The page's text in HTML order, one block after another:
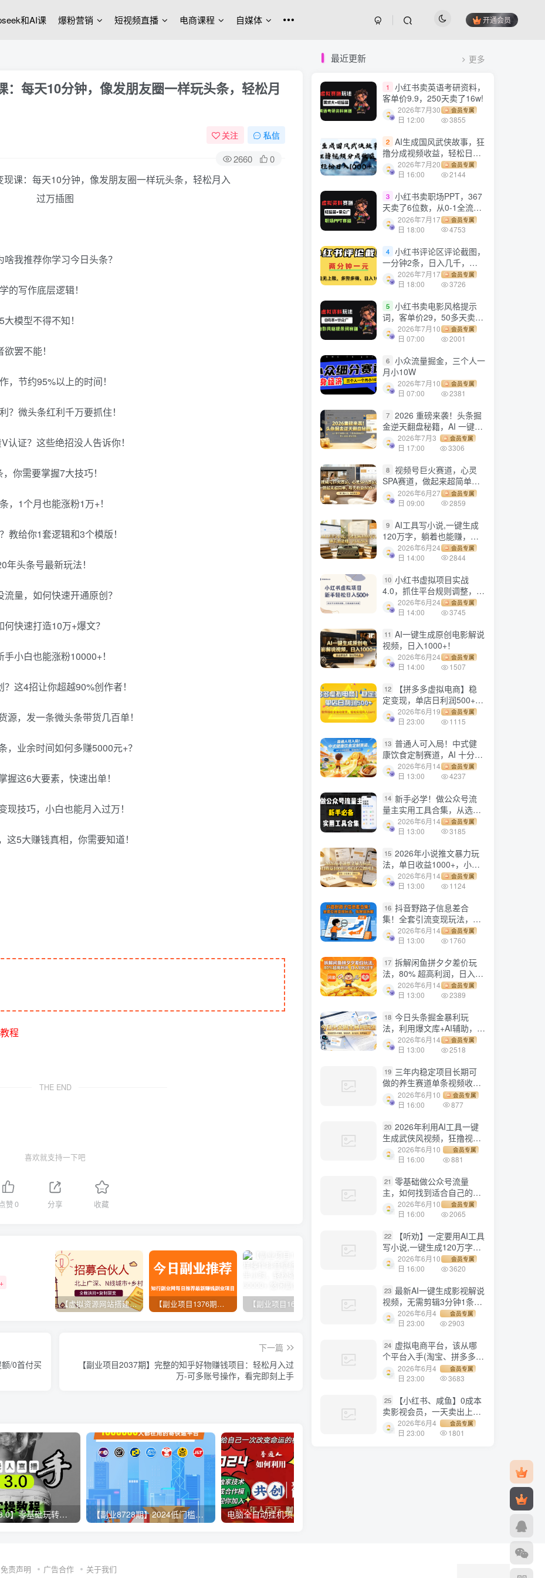
和AI课 爆粉营销 短视频直播 电商课程 自媒体 开通会员
：每天10分钟，像发朋友圈一样玩头条，轻松月
关注 私信
2660 0
我推荐你学习今日头条？
的写作底层逻辑！
模型不得不知！
罢不能！
，节约95%以上的时间！
？微头条红利千万要抓住！
证？这些绝招没人告诉你！
你需要掌握7大技巧！
，1个月也能涨粉1万+！
教给你1套逻辑和3个模版！
头条号最新玩法！
量，如何快速开通原创？
快速打造10万+爆文？
小白也能涨粉10000+！
这4招让你超越90%创作者！
，发一条微头条带货几百单！
业余时间如何多赚5000元+？
这6大要素，快速出单！
技巧，小白也能月入过万！
5大赚钱真相，你需要知道！
程
THE END
喜欢就支持一下吧
点赞0 分享 收藏
【虚拟资源网站搭建服务】加盟本站系统，做一个和本站一样的独立网站，躺赚的项目 【副业项目1376期】龟课最新闲鱼项目玩法实战教程_全新升级月收益几千到几万 【副业项目4441期】最新长久稳定暴利项目，运费险全新玩法，日赚1000（包含详细教程，全程指导）
/0首付买
下一篇
【副业项目2037期】完整的知乎好物赚钱项目：轻松月入过
万-可多账号操作，看完即刻上手
【无人直播3.0】零基础玩转男粉快手无人直播日产1000+，稳狠猛，2023男粉落地项目实操教程 【副业8728期】2024低门槛副业风口快递CPS，月收入过万的项目
最近更新 更多
1
小红书卖英语考研资料，
客单价9.9，250天卖了16w!
2026年7月30
日 12:00
会员专属
3855
2 AI生成国风武侠故事，狂
撸分成视频收益，轻松日入
1000+【可多平台分发】！
2026年7月20
日 16:00
会员专属
2144
3 小红书卖职场PPT，367
天卖了6位数，从0-1全流程
讲解2026年7月17
日 18:00
会员专属
4753
4 小红书评论区评论截图，
一分钟2条，日入几千，多
劳多得!2026年7月17
日 18:00
会员专属
3726
5 小红书卖电影风格提示
词，客单价29，50多天卖了
790单，小白直接抄作业！
2026年7月10
日 07:00
会员专属
2001
6 小众流量掘金，三个人一
月小10W
2026年7月10
日 07:00
会员专属
2381
7 2026 重磅来袭！头条掘
金逆天翻盘秘籍，AI 一键打
造爆款内容，只需简单复制
粘贴，日入 1000 + 轻松实
2026年7月3
日 17:00
会员专属
3306
8 视频号巨火赛道，心灵
SPA赛道，做起来超简单，
每天收益800+！
2026年6月27
日 09:00
会员专属
2859
9 AI工具写小说,一键生成
120万字，躺着也能赚，月
入2w+！
2026年6月24
日 14:00
会员专属
2844
10 小红书虚拟项目实战
4.0，抓住平台规则调整，单
店日入500+！
2026年6月24
日 14:00
会员专属
3745
11 AI一键生成原创电影解说
视频，日入1000+！
2026年6月24
日 14:00
会员专属
1507
12
【拼多多虚拟电商】稳
定变现，单店日利润500+，
软件挂机全自动发货，轻松
实现月入1w+！
2026年6月19
日 23:00
会员专属
1115
13 普通人可入局！中式健
康饮食定制赛道，AI 十分钟
做爆款，变现超给力
2026年6月14
日 13:00
会员专属
4237
14 新手必学！做公众号流
量主实用工具合集，从选题
到变现，一篇搞定（新手必
备）
2026年6月14
日 13:00
会员专属
3185
15 2026年小说推文暴力玩
法，单日收益1000+，小白
看完即可上手
2026年6月14
日 13:00
会员专属
1124
16 抖音野路子信息差合
集！全套引流变现玩法，保
姆级拆解
2026年6月14
日 13:00
会员专属
1760
17 拆解闲鱼拼夕夕差价玩
法，80% 超高利润，日入轻
松过千2026年6月14
日 13:00
会员专属
2389
18 今日头条掘金暴利玩
法，利用爆文库+AI辅助，轻
松矩阵、当天起号，简单粗
暴，日入1000+
2026年6月14
日 13:00
会员专属
2518
19 三年内稳定项目长期可
做的养生赛道单条视频收入
22002026年6月10
日 16:00
会员专属
877
20 2026年利用AI工具一键
生成武侠风视频，狂撸视频
号分成计划收益，原创度
高，画面好看，轻松日入
2026年6月10
日 16:00
会员专属
881
21 零基础做公众号流量
主，如何找到适合自己的赛
道
2026年6月10
日 16:00
会员专属
2065
22
【听劝】一定要用AI工具
写小说,一键生成120万字，
躺着也能赚，月入2w+
2026年6月10
日 16:00
会员专属
3620
23 最新AI一键生成影视解说
视频，无需剪辑3分钟1条，
条条爆款，多平台变现日入
1500+
2026年6月4
日 23:00
会员专属
2903
24 虚拟电商平台，该从哪
个平台入手(淘宝、拼多多、
小红书)全攻略日入1000！
2026年6月4
日 23:00
会员专属
3683
25
【小红书、咸鱼】0成本
卖影视会员，一天卖出上百
单，轻轻松松日入1000+
2026年6月4
日 23:00
会员专属
1801
免责声明 广告合作 关于我们